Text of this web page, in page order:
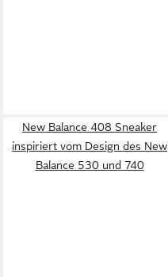
New Balance 408 Sneaker
inspiriert vom Design des New
Balance 530 und 740